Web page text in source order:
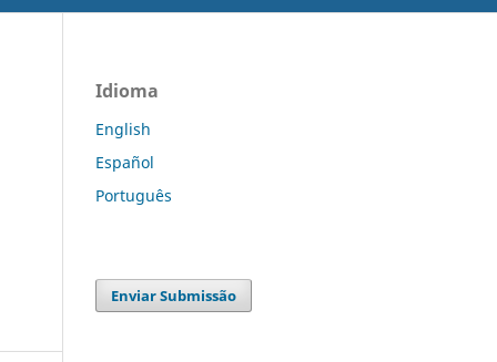
Idioma
English
Español
Português
Enviar Submissão